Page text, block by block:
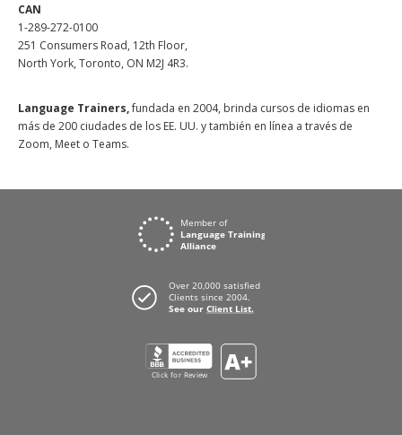
CAN
1-289-272-0100
251 Consumers Road, 12th Floor,
North York, Toronto, ON M2J 4R3.
Language Trainers,fundada en 2004, brinda cursos de idiomas en
más de 200 ciudades de los EE. UU. y también en línea a través de
Zoom, Meet o Teams.